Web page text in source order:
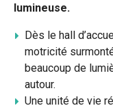
page
sur
Facebook
page
sur
Twitter
par
e-
lumineuse.
Dès le hall
motricité
beaucoup de
autour.
Une unité de vie